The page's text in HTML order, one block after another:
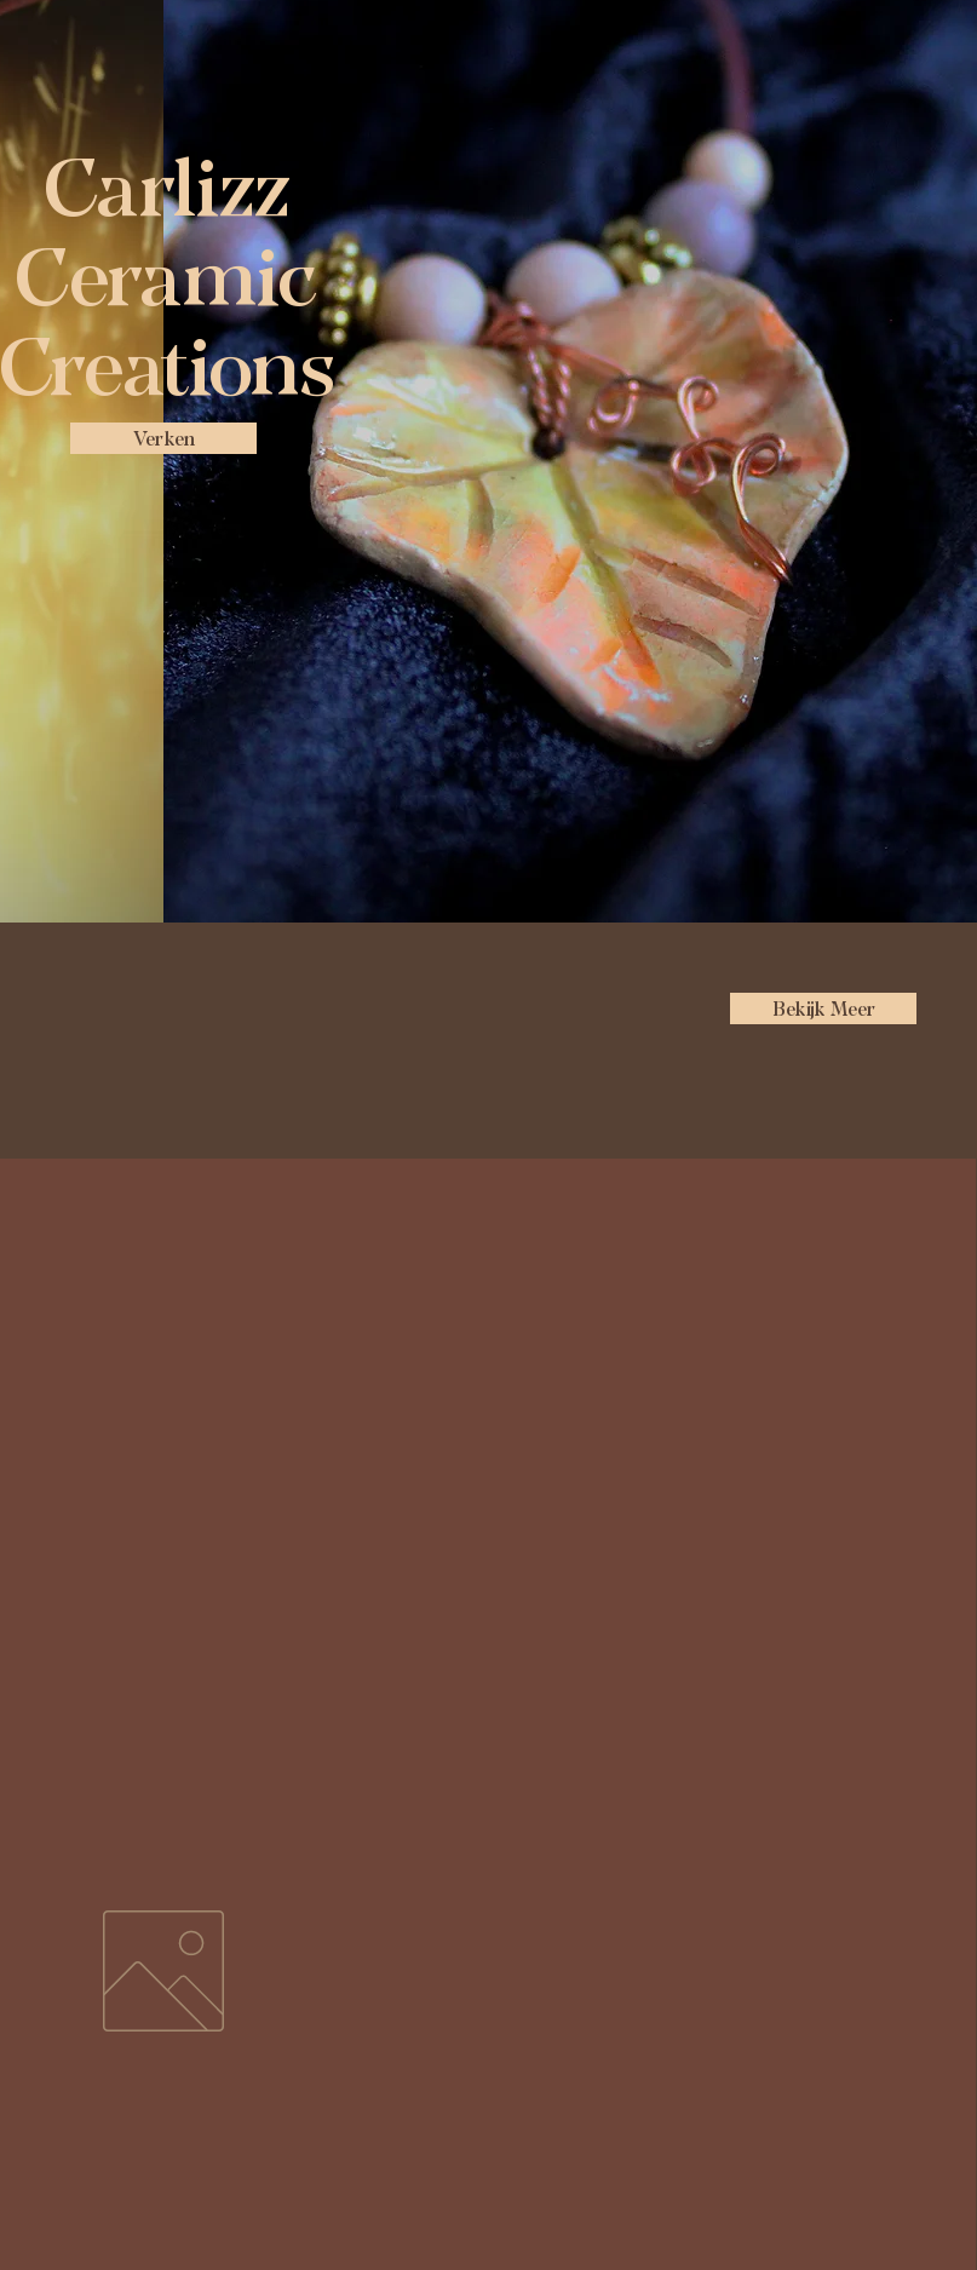
Carlizz
Ceramic
Creations
Verken
Bekijk Meer